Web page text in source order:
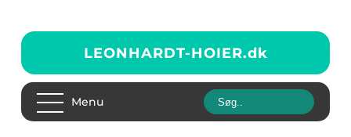
LEONHARDT-HOIER.dk
Menu